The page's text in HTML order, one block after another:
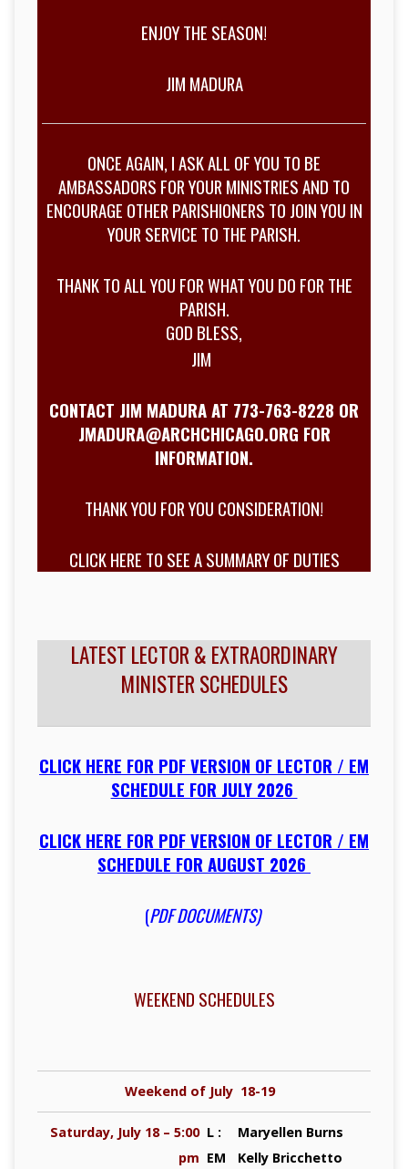
ENJOY THE SEASON!
JIM MADURA
ONCE AGAIN, I ASK ALL OF YOU TO BE
AMBASSADORS FOR YOUR MINISTRIES AND TO
ENCOURAGE OTHER PARISHIONERS TO JOIN YOU IN
YOUR SERVICE TO THE PARISH.
THANK TO ALL YOU FOR WHAT YOU DO FOR THE
PARISH.
GOD BLESS,
JIM
CONTACT JIM MADURA AT 773-763-8228 OR
JMADURA@ARCHCHICAGO.ORG FOR
INFORMATION.
THANK YOU FOR YOU CONSIDERATION!
CLICK HERE TO SEE A SUMMARY OF DUTIES
LATEST LECTOR & EXTRAORDINARY
MINISTER SCHEDULES
CLICK HERE FOR PDF VERSION OF LECTOR / EM
SCHEDULE FOR JULY 2026
CLICK HERE FOR PDF VERSION OF LECTOR / EM
SCHEDULE FOR AUGUST 2026
(PDF DOCUMENTS)
WEEKEND SCHEDULES
Weekend of July 18-19
Saturday, July 18 – 5:00
pm
L :
EM
Maryellen Burns
Kelly Bricchetto